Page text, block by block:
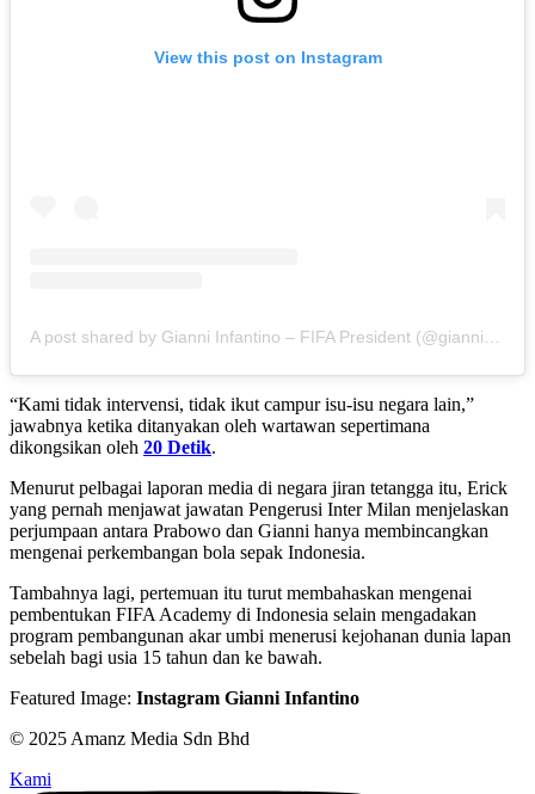
View this post on Instagram
A post shared by Gianni Infantino – FIFA President (@gianni_infantino)
“Kami tidak intervensi, tidak ikut campur isu-isu negara lain,”
jawabnya ketika ditanyakan oleh wartawan sepertimana
dikongsikan oleh 20 Detik.
Menurut pelbagai laporan media di negara jiran tetangga itu, Erick
yang pernah menjawat jawatan Pengerusi Inter Milan menjelaskan
perjumpaan antara Prabowo dan Gianni hanya membincangkan
mengenai perkembangan bola sepak Indonesia.
Tambahnya lagi, pertemuan itu turut membahaskan mengenai
pembentukan FIFA Academy di Indonesia selain mengadakan
program pembangunan akar umbi menerusi kejohanan dunia lapan
sebelah bagi usia 15 tahun dan ke bawah.
Featured Image: Instagram Gianni Infantino
© 2025 Amanz Media Sdn Bhd
Kami